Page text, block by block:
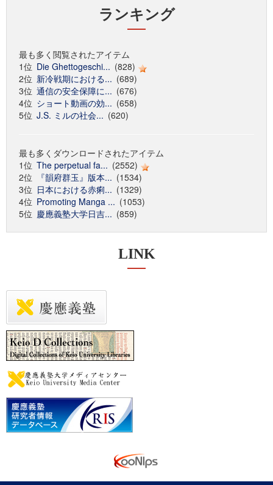
ランキング
最も多く閲覧されたアイテム
1位 Die Ghettogeschi... (828)
2位 新冷戦期における... (689)
3位 通信の安全保障に... (676)
4位 ショート動画の効... (658)
5位 J.S. ミルの社会... (620)
最も多くダウンロードされたアイテム
1位 The perpetual fa... (2552)
2位
『韻府群玉』版本... (1534)
3位 日本における赤痢... (1329)
4位 Promoting Manga ... (1053)
5位 慶應義塾大学日吉... (859)
LINK